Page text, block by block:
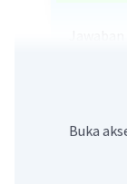
Kita
karena
Buka